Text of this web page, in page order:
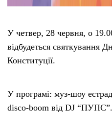
У четвер, 28 червня, о
відбудеться святкування
Конституції.
У програмі: муз-шоу
disco-boom від DJ “ПУПС”.